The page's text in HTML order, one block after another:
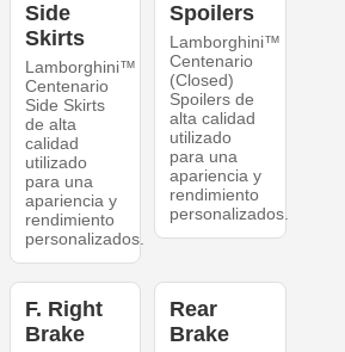
Side
Skirts
Lamborghini™
Centenario
Side Skirts
de alta
calidad
utilizado
para una
apariencia y
rendimiento
personalizados.
Spoilers
Lamborghini™
Centenario
(Closed)
Spoilers de
alta calidad
utilizado
para una
apariencia y
rendimiento
personalizados.
F. Right
Brake
Rear
Brake